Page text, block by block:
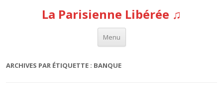
La Parisienne Libérée ♫
Menu
Aller au contenu
ARCHIVES PAR ÉTIQUETTE : BANQUE